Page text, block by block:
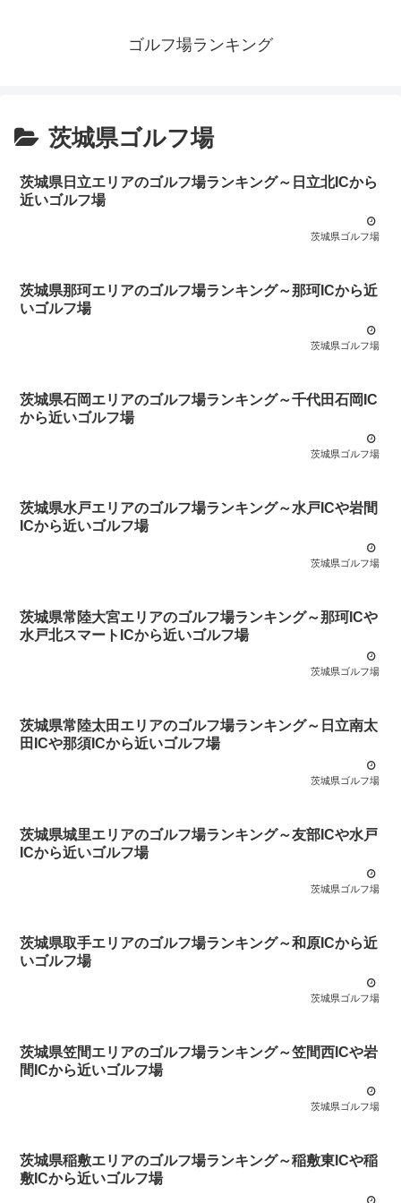
ゴルフ場ランキング
茨城県ゴルフ場
茨城県日立エリアのゴルフ場ランキング～日立北ICから
近いゴルフ場
茨城県ゴルフ場
茨城県那珂エリアのゴルフ場ランキング～那珂ICから近
いゴルフ場
茨城県ゴルフ場
茨城県石岡エリアのゴルフ場ランキング～千代田石岡IC
から近いゴルフ場
茨城県ゴルフ場
茨城県水戸エリアのゴルフ場ランキング～水戸ICや岩間
ICから近いゴルフ場
茨城県ゴルフ場
茨城県常陸大宮エリアのゴルフ場ランキング～那珂ICや
水戸北スマートICから近いゴルフ場
茨城県ゴルフ場
茨城県常陸太田エリアのゴルフ場ランキング～日立南太
田ICや那須ICから近いゴルフ場
茨城県ゴルフ場
茨城県城里エリアのゴルフ場ランキング～友部ICや水戸
ICから近いゴルフ場
茨城県ゴルフ場
茨城県取手エリアのゴルフ場ランキング～和原ICから近
いゴルフ場
茨城県ゴルフ場
茨城県笠間エリアのゴルフ場ランキング～笠間西ICや岩
間ICから近いゴルフ場
茨城県ゴルフ場
茨城県稲敷エリアのゴルフ場ランキング～稲敷東ICや稲
敷ICから近いゴルフ場